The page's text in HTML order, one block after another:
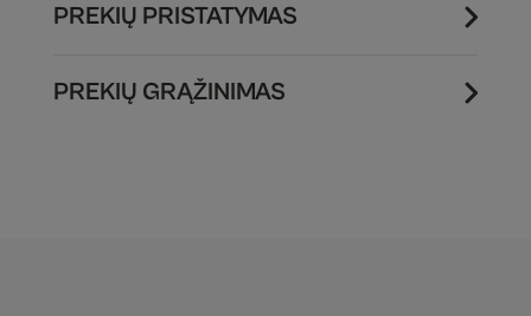
PREKIŲ PRISTATYMAS
PREKIŲ GRĄŽINIMAS